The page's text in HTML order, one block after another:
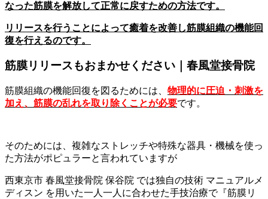
なった筋膜を解放して正常に戻すための方法です。
リリースを行うことによって癒着を改善し筋膜組織の機能回
復を行えるのです。
筋膜リリースもおまかせください｜春風堂接骨院
筋膜組織の機能回復を図るためには、 物理的に圧迫・刺激を
加え、筋膜の乱れを取り除くことが必要です。
そのためには、複雑なストレッチや特殊な器具・機械を使っ
た方法がポピュラーと言われていますが
西東京市 春風堂接骨院 保谷院 では独自の技術 マニュアルメ
ディスン を用いた一人一人に合わせた手技治療で『筋膜リ